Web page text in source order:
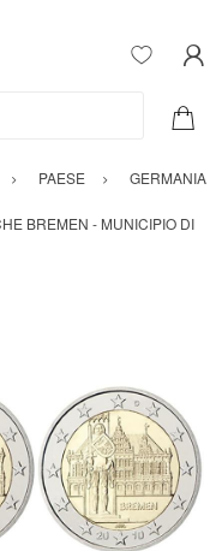
PAESE
GERMANIA
BREMEN - MUNICIPIO DI